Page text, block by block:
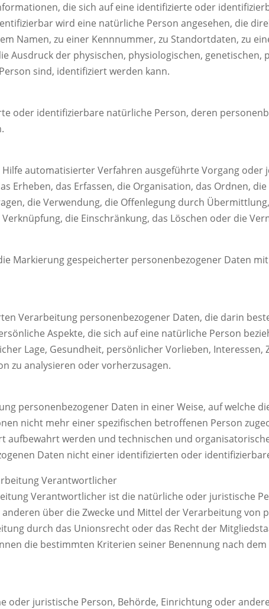
die sich auf eine identifizierte oder
wird eine natürliche Person angesehen, die
Namen, zu einer Kennnummer, zu Standortdaten, zu
Ausdruck der physischen, physiologischen,
sind, identifiziert werden kann.
oder identifizierbare natürliche Person, deren
automatisierter Verfahren ausgeführte Vorgang oder
Erheben, das Erfassen, die Organisation, das Ordnen,
die Verwendung, die Offenlegung durch
die Einschränkung, das Löschen oder die
Markierung gespeicherter personenbezogener Daten
Verarbeitung personenbezogener Daten, die darin
Aspekte, die sich auf eine natürliche Person
Lage, Gesundheit, persönlicher Vorlieben,
zu analysieren oder vorherzusagen.
personenbezogener Daten in einer Weise, auf welche
nicht mehr einer spezifischen betroffenen Person
aufbewahrt werden und technischen und
Daten nicht einer identifizierten oder
Verantwortlicher
Verantwortlicher ist die natürliche oder juristische
über die Zwecke und Mittel der Verarbeitung von
durch das Unionsrecht oder das Recht der
die bestimmten Kriterien seiner Benennung nach
oder juristische Person, Behörde, Einrichtung oder